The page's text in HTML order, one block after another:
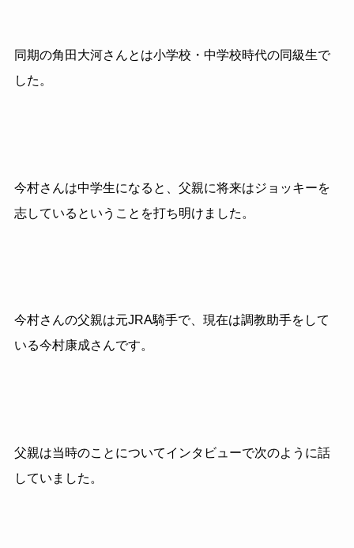
同期の角田大河さんとは小学校・中学校時代の同級生で
した。
今村さんは中学生になると、父親に将来はジョッキーを
志しているということを打ち明けました。
今村さんの父親は元JRA騎手で、現在は調教助手をして
いる今村康成さんです。
父親は当時のことについてインタビューで次のように話
していました。